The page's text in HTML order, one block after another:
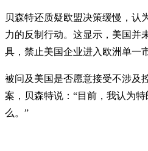
贝森特还质疑欧盟决策缓慢，认
力的反制行动。这显示，美国并
具，禁止美国企业进入欧洲单一
被问及美国是否愿意接受不涉及
案，贝森特说：“目前，我认为
么。”